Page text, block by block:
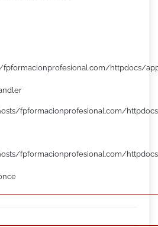
httpdocs/
fpformacionprofesional.com/
fpformacionprofesional.com/